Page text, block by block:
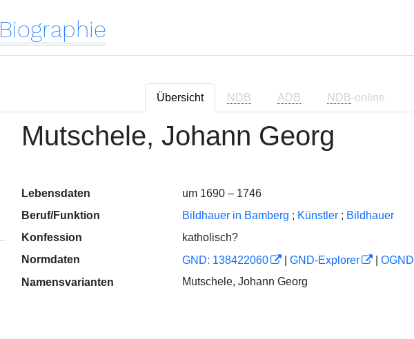
Biographie
Übersicht NDB ADB NDB-online
Mutschele, Johann Georg
Lebensdaten
um 1690 – 1746
Beruf/Funktion
Bildhauer in Bamberg ; Künstler ; Bildhauer
Konfession
katholisch?
Normdaten
GND: 138422060 GND-Explorer OGND
Namensvarianten
Mutschele, Johann Georg